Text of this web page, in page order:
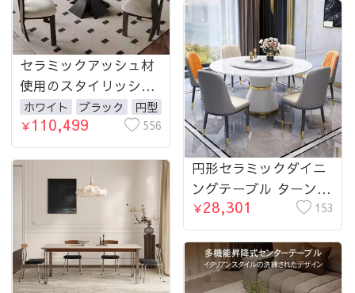
セラミックアッシュ材
使用のスタイリッシュ
テーブル - 多層板デザ
インで高級感溢れるイ
ンテリアに最適！
hagst-5355-table
ホワイト ブラック
円型
￥110,499 556
円形セラミックダイニ
ングテーブル ターンテ
ーブル付き 回転トレイ
付き gps-5802
￥28,301 153